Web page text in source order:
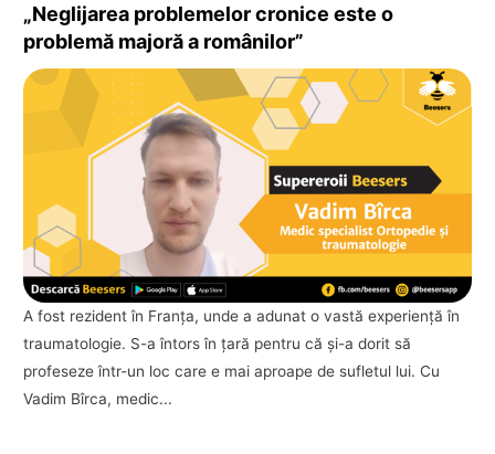
„Neglijarea problemelor cronice este o
problemă majoră a românilor”
A fost rezident în Franţa, unde a adunat o vastă experienţă în
traumatologie. S-a întors în ţară pentru că şi-a dorit să
profeseze într-un loc care e mai aproape de sufletul lui. Cu
Vadim Bîrca, medic...